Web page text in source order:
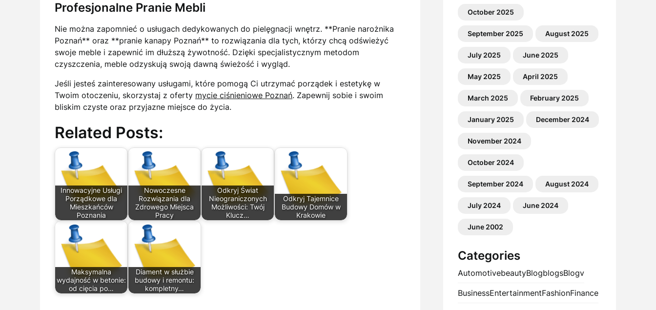
Profesjonalne Pranie Mebli
Nie można zapomnieć o usługach dedykowanych do pielęgnacji wnętrz. **Pranie narożnika
Poznań** oraz **pranie kanapy Poznań** to rozwiązania dla tych, którzy chcą odświeżyć
swoje meble i zapewnić im dłuższą żywotność. Dzięki specjalistycznym metodom
czyszczenia, meble odzyskują swoją dawną świeżość i wygląd.
Jeśli jesteś zainteresowany usługami, które pomogą Ci utrzymać porządek i estetykę w
Twoim otoczeniu, skorzystaj z oferty mycie ciśnieniowe Poznań. Zapewnij sobie i swoim
bliskim czyste oraz przyjazne miejsce do życia.
Related Posts:
Innowacyjne Usługi
Porządkowe dla
Mieszkańców
Poznania
Nowoczesne
Rozwiązania dla
Zdrowego Miejsca
Pracy
Odkryj Świat
Nieograniczonych
Możliwości: Twój
Klucz…
Odkryj Tajemnice
Budowy Domów w
Krakowie
Maksymalna
wydajność w betonie:
od cięcia po…
Diament w służbie
budowy i remontu:
kompletny…
October 2025
September 2025 August 2025
July 2025 June 2025
May 2025 April 2025
March 2025 February 2025
January 2025 December 2024
November 2024
October 2024
September 2024 August 2024
July 2024 June 2024
June 2002
Categories
AutomotivebeautyBlogblogsBlogv
BusinessEntertainmentFashionFinance